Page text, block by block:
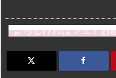
st
o
d
e
s
k
e
a
d
よろしければシェアお